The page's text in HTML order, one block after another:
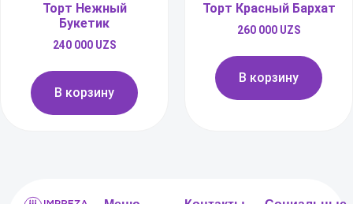
Торт Нежный
Букетик
240 000 UZS
В корзину
Торт Красный Бархат
260 000 UZS
В корзину